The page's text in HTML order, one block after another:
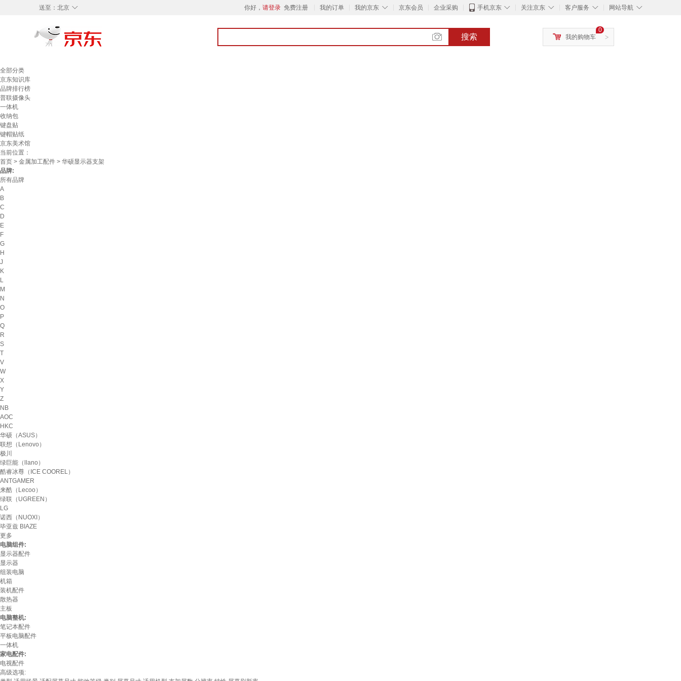
◇
送至： 北京 你好， 请登录 免费注册 我的订单 ◇
我的京东 京东会员 企业采购 ◇
手机京东 ◇
关注京东 ◇
客户服务 ◇
网站导航
搜索 >
0
我的购物车
全部分类
京东知识库
品牌排行榜
普联摄像头
一体机
收纳包
键盘贴
键帽贴纸
京东美术馆
当前位置：
首页 > 金属加工配件 > 华硕显示器支架
品牌:
所有品牌
A
B
C
D
E
F
G
H
J
K
L
M
N
O
P
Q
R
S
T
V
W
X
Y
Z
NB
AOC
HKC
华硕（ASUS）
联想（Lenovo）
极川
绿巨能（llano）
酷睿冰尊（ICE COOREL）
ANTGAMER
来酷（Lecoo）
绿联（UGREEN）
LG
诺西（NUOXI）
毕亚兹 BIAZE
更多
电脑组件:
显示器配件
显示器
组装电脑
机箱
装机配件
散热器
主板
电脑整机:
笔记本配件
平板电脑配件
一体机
家电配件:
电视配件
高级选项: